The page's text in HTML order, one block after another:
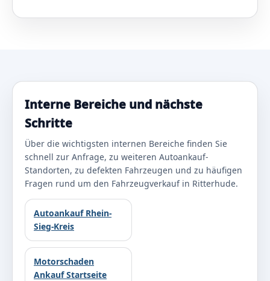
Interne Bereiche und nächste
Schritte
Über die wichtigsten internen Bereiche finden Sie
schnell zur Anfrage, zu weiteren Autoankauf-
Standorten, zu defekten Fahrzeugen und zu häufigen
Fragen rund um den Fahrzeugverkauf in Ritterhude.
Autoankauf Rhein-
Sieg-Kreis
Motorschaden
Ankauf Startseite